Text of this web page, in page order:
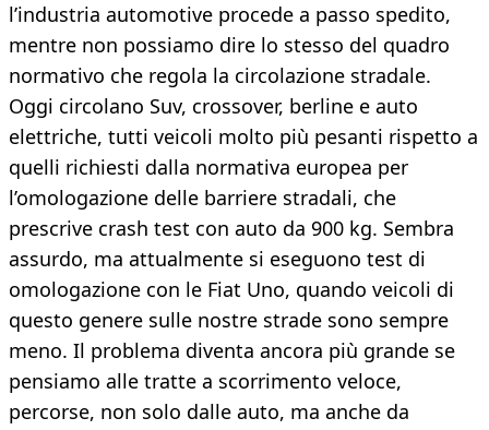
l’industria automotive procede a passo spedito,
mentre non possiamo dire lo stesso del quadro
normativo che regola la circolazione stradale.
Oggi circolano Suv, crossover, berline e auto
elettriche, tutti veicoli molto più pesanti rispetto a
quelli richiesti dalla normativa europea per
l’omologazione delle barriere stradali, che
prescrive crash test con auto da 900 kg. Sembra
assurdo, ma attualmente si eseguono test di
omologazione con le Fiat Uno, quando veicoli di
questo genere sulle nostre strade sono sempre
meno. Il problema diventa ancora più grande se
pensiamo alle tratte a scorrimento veloce,
percorse, non solo dalle auto, ma anche da